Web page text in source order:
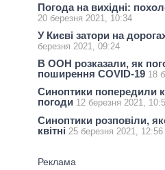
Погода на вихідні:
20 березня 2021, 10:34
У Києві затори на
березня 2021, 09:24
В ООН розказали, як
поширення COVID-19 18
Синоптики попередили
погоди 12 березня 2021,
Синоптики розповіли,
квітні 25 березня 2021, 12:56